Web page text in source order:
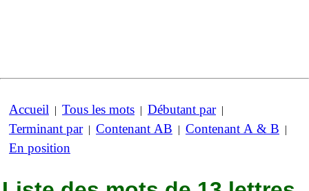
Accueil | Tous les mots | Débutant par|
Terminant par| Contenant AB | Contenant A & B |
En position